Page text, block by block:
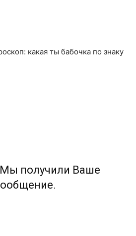
какая ты бабочка по знаку
получили Ваше